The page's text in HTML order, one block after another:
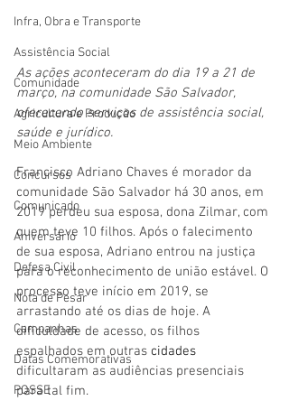
Infra, Obra e Transporte
Assistência Social
Comunidade
Agricultura e Produção
Meio Ambiente
Concursos
Comunicado
Aniversário
Defesa Civil
Nota de Pesar
Campanhas
Datas Comemorativas
POSSE
As ações aconteceram do dia 19 a 21 de
março, na comunidade São Salvador,
oferecendo serviços de assistência social,
saúde e jurídico.
Francisco Adriano Chaves é morador da
comunidade São Salvador há 30 anos, em
2019 perdeu sua esposa, dona Zilmar, com
quem teve 10 filhos. Após o falecimento
de sua esposa, Adriano entrou na justiça
para o reconhecimento de união estável. O
processo teve início em 2019, se
arrastando até os dias de hoje. A
dificuldade de acesso, os filhos
espalhados em outras cidades
dificultaram as audiências presenciais
para tal fim.